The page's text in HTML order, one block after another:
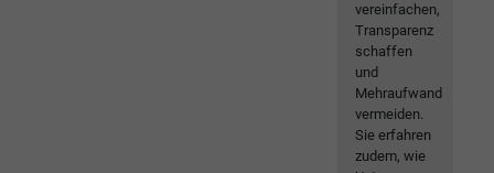
vereinfachen,
Transparenz
schaffen
und
Mehraufwand
vermeiden.
Sie erfahren
zudem, wie